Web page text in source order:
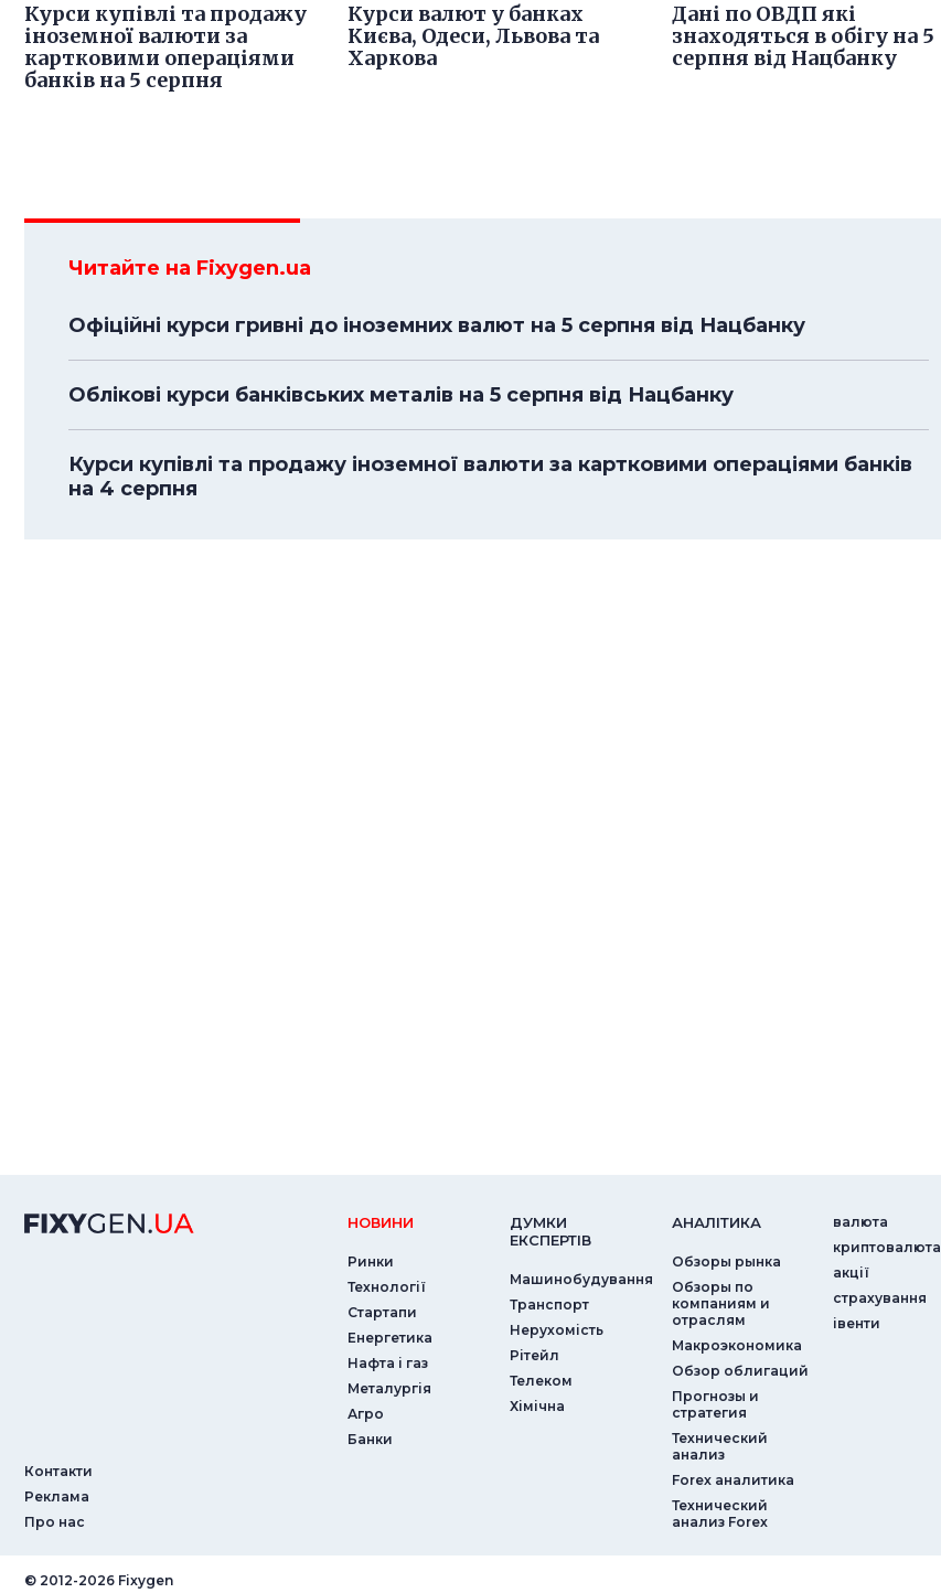
Курси купівлі та продажу
іноземної валюти за
картковими операціями
банків на 5 серпня
Курси валют у банках
Києва, Одеси, Львова та
Харкова
Дані по ОВДП які
знаходяться в обігу на 5
серпня від Нацбанку
Читайте на Fixygen.ua
Офіційні курси гривні до іноземних валют на 5 серпня від Нацбанку
Облікові курси банківських металів на 5 серпня від Нацбанку
Курси купівлі та продажу іноземної валюти за картковими операціями банків
на 4 серпня
Контакти
Реклама
Про нас
НОВИНИ
Ринки
Технології
Стартапи
Енергетика
Нафта і газ
Металургія
Агро
Банки
ДУМКИ
ЕКСПЕРТIВ
Машинобудування
Транспорт
Нерухомість
Рітейл
Телеком
Хімічна
АНАЛIТИКА
Обзоры рынка
Обзоры по
компаниям и
отраслям
Макроэкономика
Обзор облигаций
Прогнозы и
стратегия
Технический
анализ
Forex аналитика
Технический
анализ Forex
валюта
криптовалюта
акції
страхування
iвенти
© ‎2012-2026 Fixygen